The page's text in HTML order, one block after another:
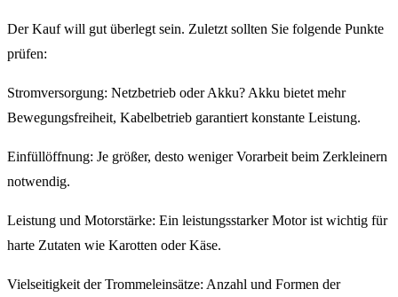
Der Kauf will gut überlegt sein. Zuletzt sollten Sie folgende Punkte
prüfen:
Stromversorgung: Netzbetrieb oder Akku? Akku bietet mehr
Bewegungsfreiheit, Kabelbetrieb garantiert konstante Leistung.
Einfüllöffnung: Je größer, desto weniger Vorarbeit beim Zerkleinern
notwendig.
Leistung und Motorstärke: Ein leistungsstarker Motor ist wichtig für
harte Zutaten wie Karotten oder Käse.
Vielseitigkeit der Trommeleinsätze: Anzahl und Formen der